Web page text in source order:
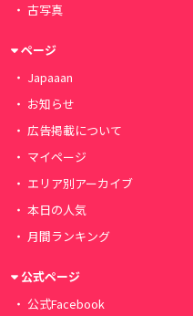
古写真
ページ
Japaaan
お知らせ
広告掲載について
マイページ
エリア別アーカイブ
本日の人気
月間ランキング
公式ページ
公式Facebook